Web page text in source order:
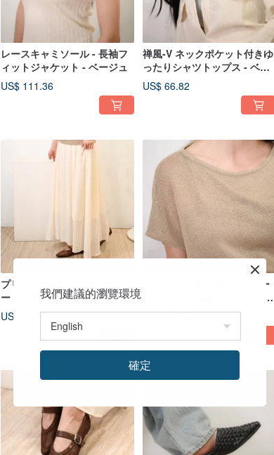
レースキャミソール - 長袖フ
ィットジャケット - ベージュ
US$ 111.36
禅風-V ネックポケット付きゆ
ったりシャツトップス - ベー
ジュ
US$ 66.82
プリーツ構造のふんわりスカ
ート - M ベージュ
US$ 98.00
アシンメトリー袖口 - サマー
カーキ
US$ 106.91
我們建議的瀏覽環境
確定